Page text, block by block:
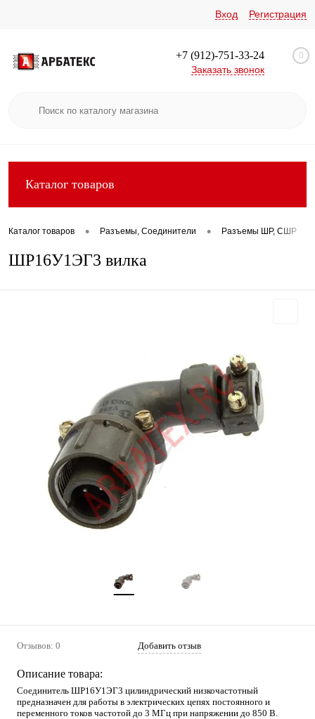
Вход Регистрация
+7 (912)-751-33-24
Заказать звонок
0
Каталог товаров
Каталог товаров • Разъемы, Соединители • Разъемы ШР, СШР
ШР16У1ЭГ3 вилка
Отзывов: 0 Добавить отзыв
Описание товара:
Соединитель ШР16У1ЭГ3 цилиндрический низкочастотный
предназначен для работы в электрических цепях постоянного и
переменного токов частотой до 3 МГц при напряжении до 850 В.